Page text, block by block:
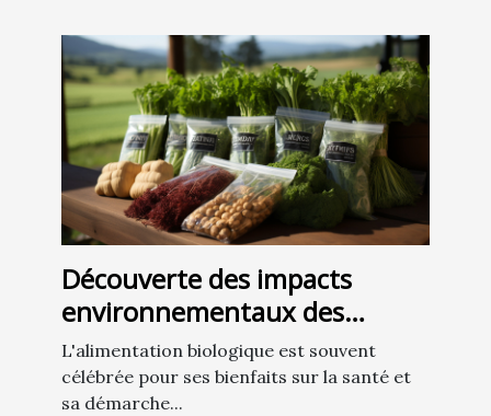
Découverte des impacts
environnementaux des
produits alimentaires
biologiques
L'alimentation biologique est souvent
célébrée pour ses bienfaits sur la santé et
sa démarche...